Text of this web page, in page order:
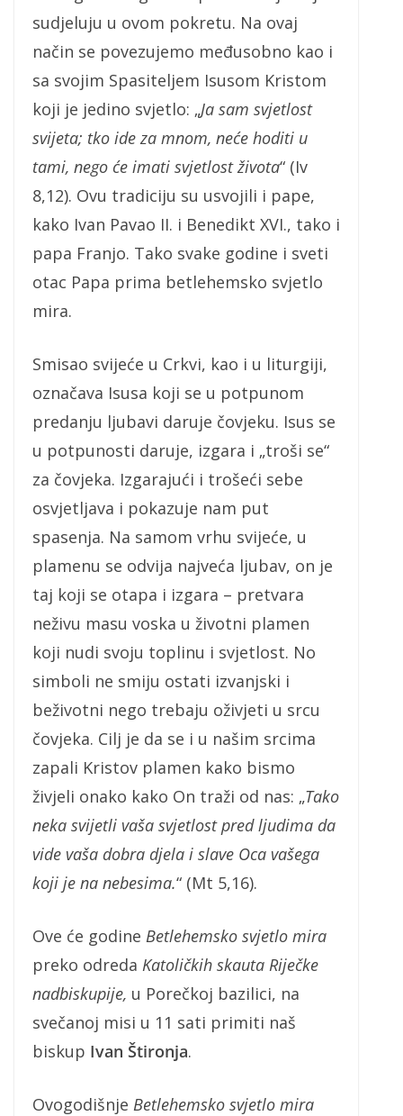
sudjeluju u ovom pokretu. Na ovaj
način se povezujemo međusobno kao i
sa svojim Spasiteljem Isusom Kristom
koji je jedino svjetlo: „Ja sam svjetlost
svijeta; tko ide za mnom, neće hoditi u
tami, nego će imati svjetlost života“ (Iv
8,12). Ovu tradiciju su usvojili i pape,
kako Ivan Pavao II. i Benedikt XVI., tako i
papa Franjo. Tako svake godine i sveti
otac Papa prima betlehemsko svjetlo
mira.
Smisao svijeće u Crkvi, kao i u liturgiji,
označava Isusa koji se u potpunom
predanju ljubavi daruje čovjeku. Isus se
u potpunosti daruje, izgara i „troši se“
za čovjeka. Izgarajući i trošeći sebe
osvjetljava i pokazuje nam put
spasenja. Na samom vrhu svijeće, u
plamenu se odvija najveća ljubav, on je
taj koji se otapa i izgara – pretvara
neživu masu voska u životni plamen
koji nudi svoju toplinu i svjetlost. No
simboli ne smiju ostati izvanjski i
beživotni nego trebaju oživjeti u srcu
čovjeka. Cilj je da se i u našim srcima
zapali Kristov plamen kako bismo
živjeli onako kako On traži od nas: „Tako
neka svijetli vaša svjetlost pred ljudima da
vide vaša dobra djela i slave Oca vašega
koji je na nebesima.“ (Mt 5,16).
Ove će godine Betlehemsko svjetlo mira
preko odreda Katoličkih skauta Riječke
nadbiskupije, u Porečkoj bazilici, na
svečanoj misi u 11 sati primiti naš
biskup Ivan Štironja.
Ovogodišnje Betlehemsko svjetlo mira